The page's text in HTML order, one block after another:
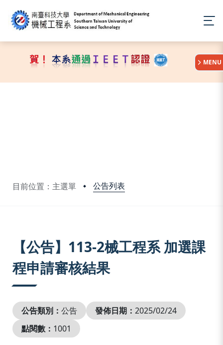
目前位置：主選單 公告列表
:::
MENU
【公告】113-2械工程系 加選課
程申請審核結果
公告類別： 公告 發佈日期： 2025/02/24
點閱數： 1001